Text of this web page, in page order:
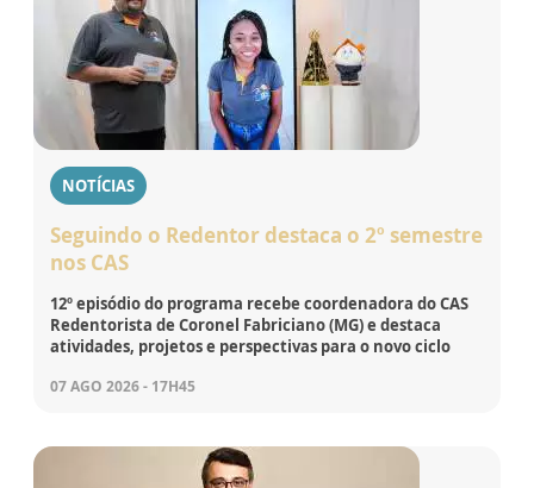
NOTÍCIAS
Seguindo o Redentor destaca o 2º semestre
nos CAS
12º episódio do programa recebe coordenadora do CAS
Redentorista de Coronel Fabriciano (MG) e destaca
atividades, projetos e perspectivas para o novo ciclo
07 AGO 2026 - 17H45